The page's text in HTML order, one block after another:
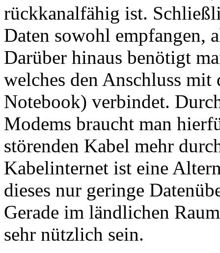
rückkanalfähig ist.
Daten sowohl empfangen,
Darüber hinaus benötigt
welches den Anschluss
Notebook) verbindet.
Modems braucht man
störenden Kabel mehr
Kabelinternet ist eine
dieses nur geringe
Gerade im ländlichen
sehr nützlich sein.